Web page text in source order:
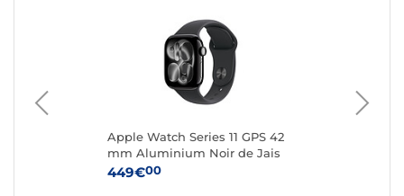
Apple Watch Series 11 GPS 42
mm Aluminium Noir de Jais
Bracelet Sport Noir S/M
449€00